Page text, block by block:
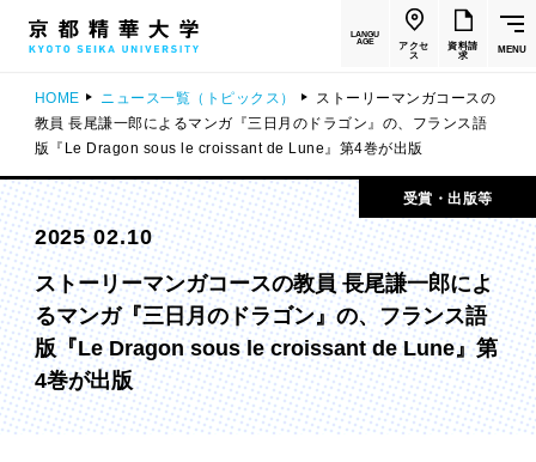
LANGU
AGE
アクセ
ス
資料請
求
MENU
HOME ニュース一覧（トピックス）
ストーリーマンガコースの
教員 長尾謙一郎によるマンガ『三日月のドラゴン』の、フランス語
版『Le Dragon sous le croissant de Lune』第4巻が出版
受賞・出版等
2025 02.10
ストーリーマンガコースの教員 長尾謙一郎によ
るマンガ『三日月のドラゴン』の、フランス語
版『Le Dragon sous le croissant de Lune』第
4巻が出版